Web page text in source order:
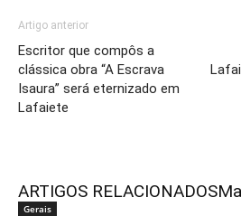
Artigo anterior
Escritor que compôs a
clássica obra “A Escrava
Isaura” será eternizado em
Lafaiete
ARTIGOS RELACIONADOS
Gerais